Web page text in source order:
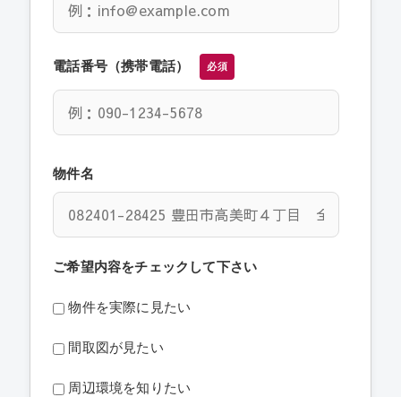
電話番号（携帯電話） 必須
物件名
ご希望内容をチェックして下さい
物件を実際に見たい
間取図が見たい
周辺環境を知りたい